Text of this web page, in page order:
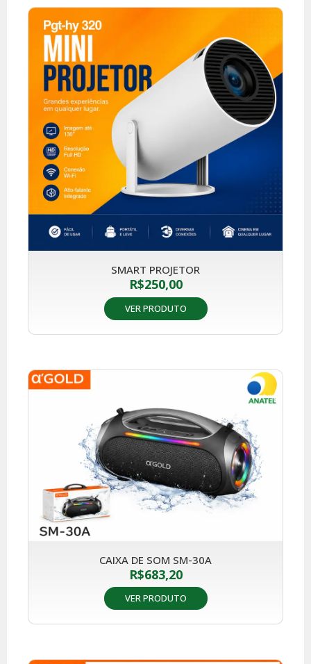
SMART PROJETOR
R$250,00
VER PRODUTO
CAIXA DE SOM SM-30A
R$683,20
VER PRODUTO